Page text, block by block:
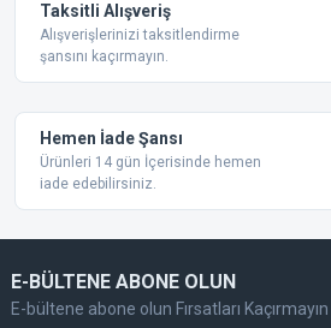
Taksitli Alışveriş
Alışverişlerinizi taksitlendirme
şansını kaçırmayın.
Hemen İade Şansı
Ürünleri 14 gün İçerisinde hemen
iade edebilirsiniz.
E-BÜLTENE ABONE OLUN
E-bültene abone olun Fırsatları Kaçırmayın